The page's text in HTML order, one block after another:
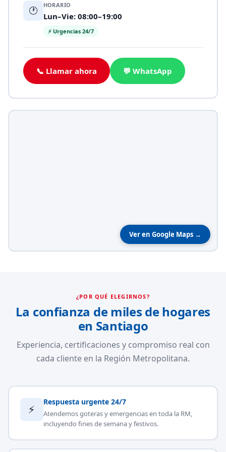
🕐 HORARIO
Lun–Vie: 08:00–19:00
⚡ Urgencias 24/7
📞 Llamar ahora 💬 WhatsApp
Ver en Google Maps →
¿POR QUÉ ELEGIRNOS?
La confianza de miles de hogares
en Santiago
Experiencia, certificaciones y compromiso real con
cada cliente en la Región Metropolitana.
⚡
Respuesta urgente 24/7
Atendemos goteras y emergencias en toda la RM,
incluyendo fines de semana y festivos.